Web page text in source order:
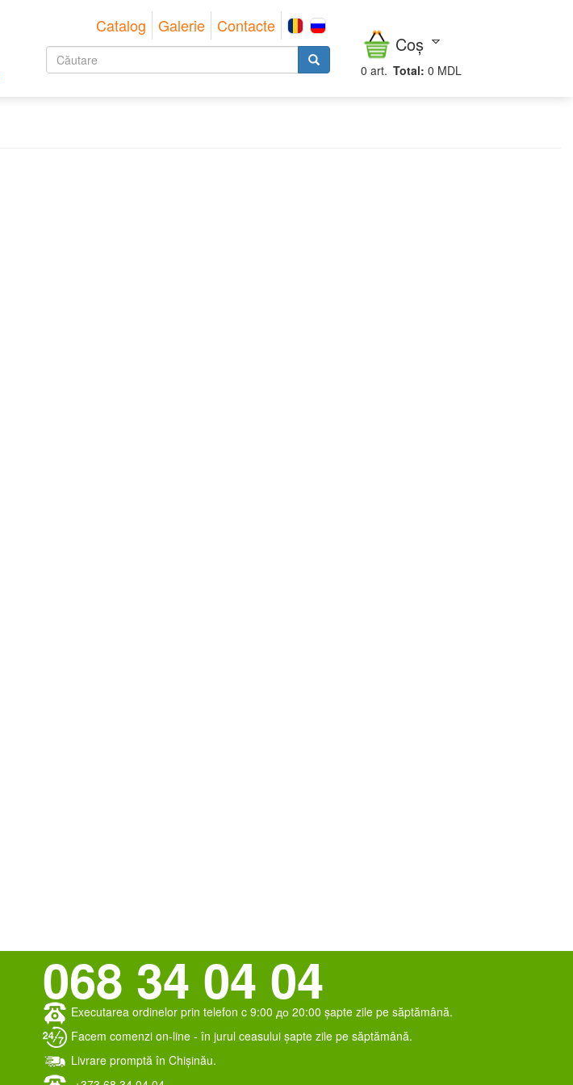
Catalog Galerie Contacte
Formular Coș
0 art. Total: 0 MDL
068 34 04 04
Executarea ordinelor prin telefon c 9:00 до 20:00 șapte zile pe săptămână.
Facem comenzi on-line - în jurul ceasului șapte zile pe săptămână.
Livrare promptă în Chișinău.